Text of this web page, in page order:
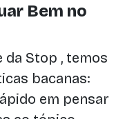
Bem no
da Stop , temos
bacanas:
em pensar